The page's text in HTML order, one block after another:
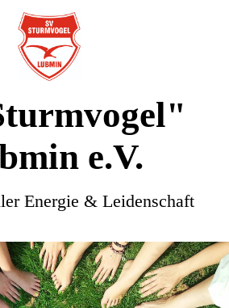
e.V.
Energie & Leidenschaft